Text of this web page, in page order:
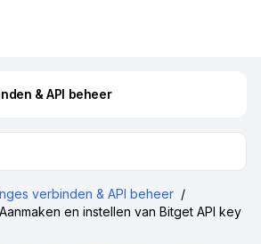
& API beheer
verbinden & API beheer /
Aanmaken en instellen van Bitget API key